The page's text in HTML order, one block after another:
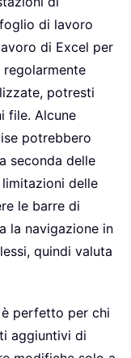
di lavoro
di Excel per
potresti
file. Alcune
potrebbero
seconda delle
delle
le barre di
la navigazione in
quindi valuta
perfetto per chi
aggiuntivi di